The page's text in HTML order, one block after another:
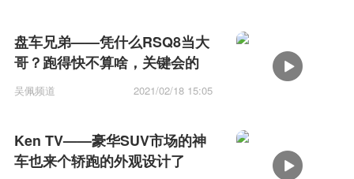
盘车兄弟——凭什么RSQ8当大
哥？跑得快不算啥，关键会的
多
吴佩频道 2021/02/18 15:05
Ken TV——豪华SUV市场的神
车也来个轿跑的外观设计了